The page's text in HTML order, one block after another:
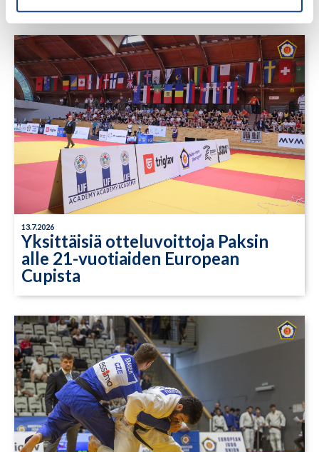
13.7.2026
Yksittäisiä otteluvoittoja Paksin
alle 21-vuotiaiden European
Cupista